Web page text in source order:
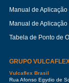
Manual de
Manual de
Tabela de Ponto de
GRUPO
Vulcaflex Brasil
Rua Afonso Egydio de